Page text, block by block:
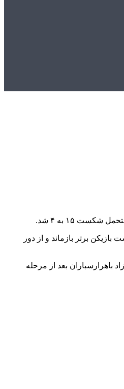
شکست از صعود به جمع هشت بازیکن برتر بازماند و از دور
باهرارسباران بعد از مرحله